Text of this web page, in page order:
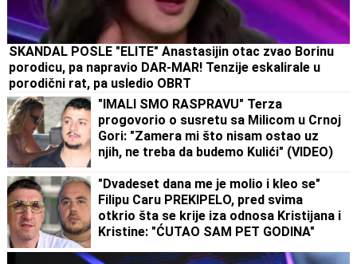
SKANDAL POSLE "ELITE" Anastasijin otac zvao Borinu
porodicu, pa napravio DAR-MAR! Tenzije eskalirale u
porodični rat, pa usledio OBRT
"IMALI SMO RASPRAVU" Terza
progovorio o susretu sa Milicom u Crnoj
Gori: "Zamera mi što nisam ostao uz
njih, ne treba da budemo Kulići" (VIDEO)
"Dvadeset dana me je molio i kleo se"
Filipu Caru PREKIPELO, pred svima
otkrio šta se krije iza odnosa Kristijana i
Kristine: "ĆUTAO SAM PET GODINA"